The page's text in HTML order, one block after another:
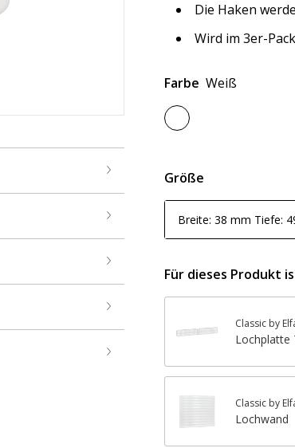
Die Haken
Wird im 3er-
Farbe Weiß
Größe
Breite: 38 mm Tiefe:
Für dieses Produkt
Classic by
Lochplatte
Classic by
Lochwand